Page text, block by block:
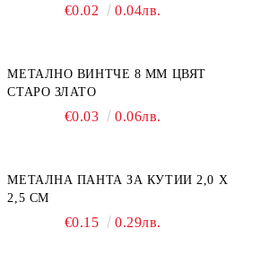
€0.02 0.04лв.
МЕТАЛНО ВИНТЧЕ 8 ММ ЦВЯТ
СТАРО ЗЛАТО
€0.03 0.06лв.
МЕТАЛНА ПАНТА ЗА КУТИИ 2,0 Х
2,5 СМ
€0.15 0.29лв.